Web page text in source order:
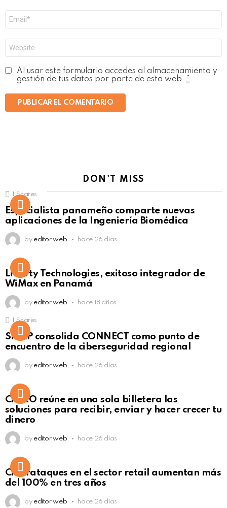
electrónico
*
Al usar este formulario accedes al almacenamiento y
gestión de tus datos por parte de esta web.
DON'T MISS
Click to view this post
1 Shares
Especialista panameño comparte nuevas
aplicaciones de la Ingeniería Biomédica
by editor web hace 26 días
Liberty Technologies, exitoso integrador de
WiMax en Panamá
by editor web hace 18 años
Click to view this post
1 Shares
SISAP consolida CONNECT como punto de
encuentro de la ciberseguridad regional
by editor web hace 26 días
Not Safe For Work
Click to view this post
CiNKO reúne en una sola billetera las
soluciones para recibir, enviar y hacer crecer tu
dinero
by editor web hace 26 días
Ciberataques en el sector retail aumentan más
del 100% en tres años
by editor web hace 26 días